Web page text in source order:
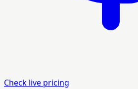
Check live pricing